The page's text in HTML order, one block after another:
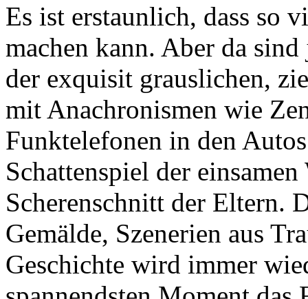
Es ist erstaunlich, dass so
machen kann. Aber da
der exquisit grauslichen,
mit Anachronismen wie
Funktelefonen in den
Schattenspiel der
Scherenschnitt der Eltern.
Gemälde, Szenerien aus
Geschichte wird immer